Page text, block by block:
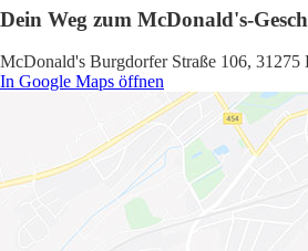
Dein Weg zum McDonald's-
McDonald's Burgdorfer Straße 106, 31275
In Google Maps öffnen